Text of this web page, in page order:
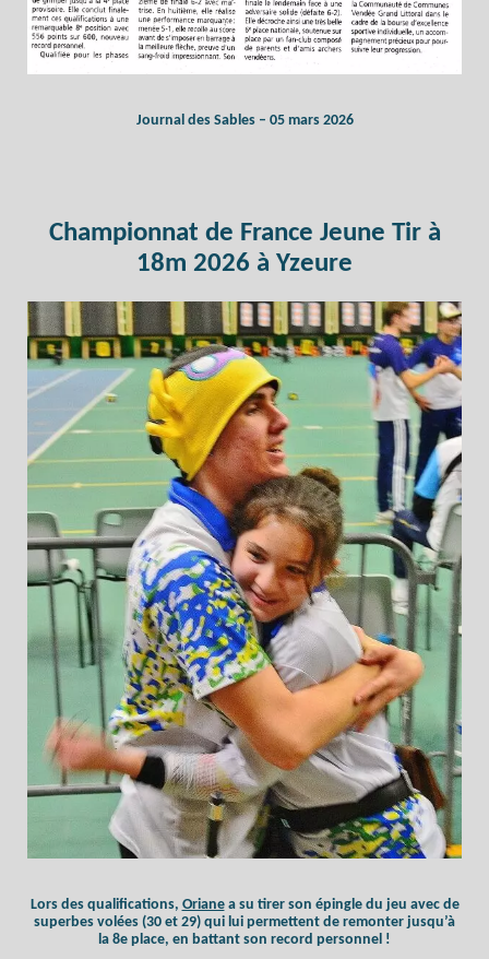
Journal des Sables – 05 mars 2026
Championnat de France Jeune Tir à
18m 2026 à Yzeure
Lors des qualifications, Orianea su tirer son épingle du jeu avec de
superbes volées (30 et 29) qui lui permettent de remonter jusqu’à
la 8e place, en battant son record personnel !